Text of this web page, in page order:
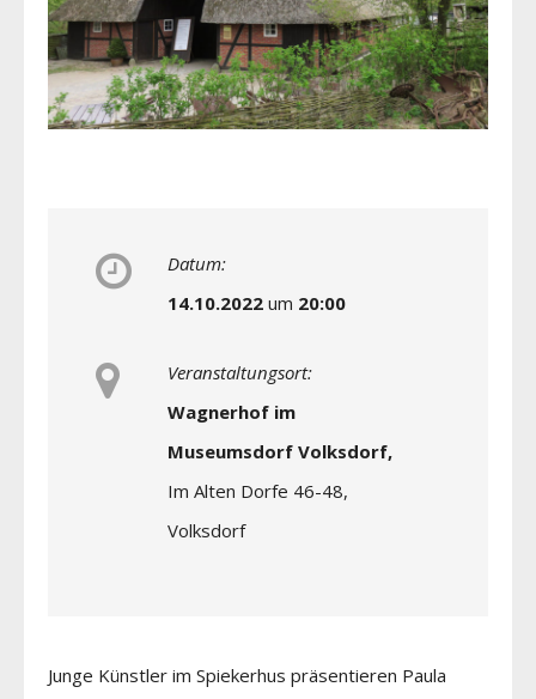
Datum:
14.10.2022 um 20:00
Veranstaltungsort:
Wagnerhof im
Museumsdorf Volksdorf,
Im Alten Dorfe 46-48,
Volksdorf
Junge Künstler im Spiekerhus präsentieren Paula